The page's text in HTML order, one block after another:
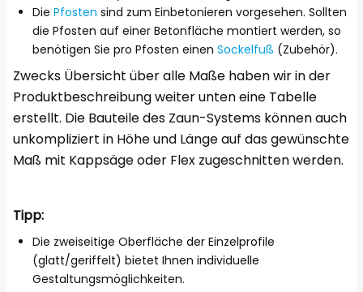
Die Pfosten sind zum Einbetonieren vorgesehen. Sollten
die Pfosten auf einer Betonfläche montiert werden, so
benötigen Sie pro Pfosten einen Sockelfuß (Zubehör).
Zwecks Übersicht über alle Maße haben wir in der
Produktbeschreibung weiter unten eine Tabelle
erstellt. Die Bauteile des Zaun-Systems können auch
unkompliziert in Höhe und Länge auf das gewünschte
Maß mit Kappsäge oder Flex zugeschnitten werden.
Tipp:
Die zweiseitige Oberfläche der Einzelprofile
(glatt/geriffelt) bietet Ihnen individuelle
Gestaltungsmöglichkeiten.